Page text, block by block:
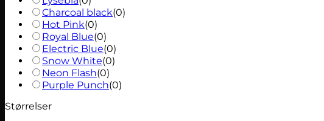
Charcoal black(0)
Hot Pink(0)
Royal Blue(0)
Electric Blue(0)
Snow White(0)
Neon Flash(0)
Purple Punch(0)
Størrelser